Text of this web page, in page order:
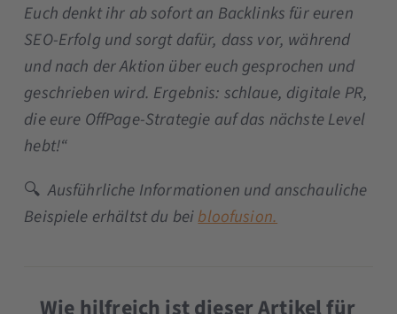
Euch denkt ihr ab sofort an Backlinks für euren
SEO-Erfolg und sorgt dafür, dass vor, während
und nach der Aktion über euch gesprochen und
geschrieben wird. Ergebnis: schlaue, digitale PR,
die eure OffPage-Strategie auf das nächste Level
hebt!“
🔍Ausführliche Informationen und anschauliche
Beispiele erhältst du beibloofusion.